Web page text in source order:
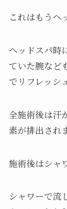
これはもうヘ
ヘッドスパ時
ていた腕など
でリフレッシ
全施術後は汗
素が排出さ
施術後はシャ
シャワーで流